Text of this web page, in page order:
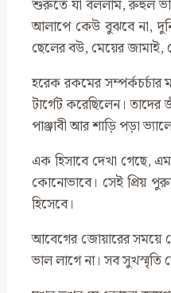
শুরুতে যা বললাম, রুহুল
আলাপে কেউ বুঝবে না,
ছেলের বউ, মেয়ের জামাই,
হরেক রকমের
টার্গেট করেছিলেন।
পাঞ্জাবী আর শাড়ি পড়া
এক হিসাবে দেখা গেছে,
কোনোভাবে। সেই প্রিয়
হিসেবে।
আবেগের জোয়ারের সময়ে
ভাল লাগে না। সব